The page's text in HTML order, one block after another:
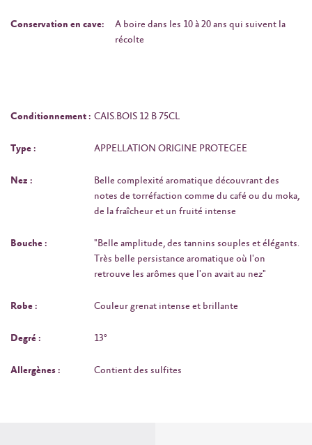
Conservation en cave:
A boire dans les 10 à 20 ans qui suivent la
récolte
Conditionnement : CAIS.BOIS 12 B 75CL
Type : APPELLATION ORIGINE PROTEGEE
Nez :
Belle complexité aromatique découvrant des
notes de torréfaction comme du café ou du moka,
de la fraîcheur et un fruité intense
Bouche :
"Belle amplitude, des tannins souples et élégants.
Très belle persistance aromatique où l'on
retrouve les arômes que l'on avait au nez"
Robe : Couleur grenat intense et brillante
Degré : 13°
Allergènes : Contient des sulfites